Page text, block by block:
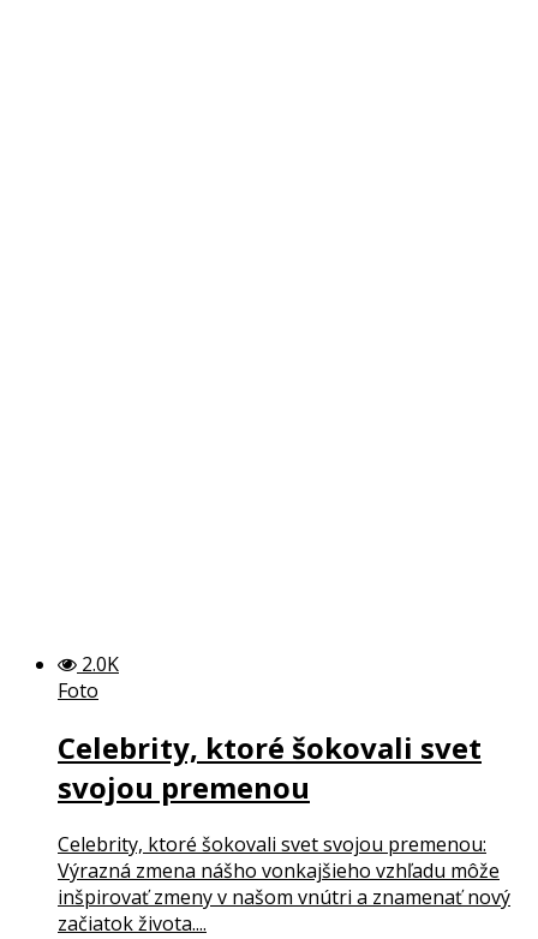
2.0K
Foto
Celebrity, ktoré šokovali svet
svojou premenou
Celebrity, ktoré šokovali svet svojou premenou:
Výrazná zmena nášho vonkajšieho vzhľadu môže
inšpirovať zmeny v našom vnútri a znamenať nový
začiatok života....